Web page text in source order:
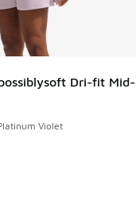
Dri-fit Mid-
Violet